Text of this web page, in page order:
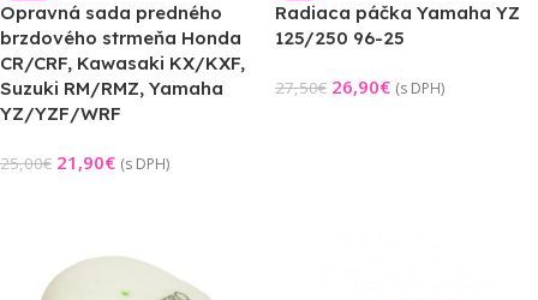
Opravná sada predného
brzdového strmeňa Honda
CR/CRF, Kawasaki KX/KXF,
Suzuki RM/RMZ, Yamaha
YZ/YZF/WRF
25,00€ 21,90€ (s DPH)
Radiaca páčka Yamaha YZ
125/250 96-25
27,50€ 26,90€ (s DPH)